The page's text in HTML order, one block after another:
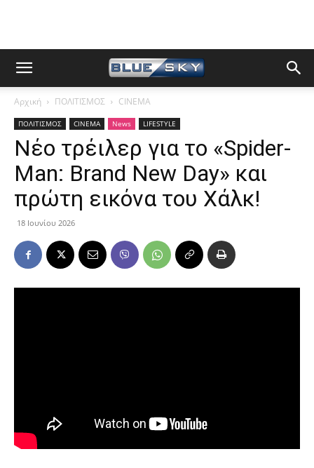
Αρχική ΠΟΛΙΤΙΣΜΟΣ CINEMA
ΠΟΛΙΤΙΣΜΟΣ CINEMA News LIFESTYLE
Νέο τρέιλερ για το «Spider-
Man: Brand New Day» και
πρώτη εικόνα του Χάλκ!
18 Ιουνίου 2026